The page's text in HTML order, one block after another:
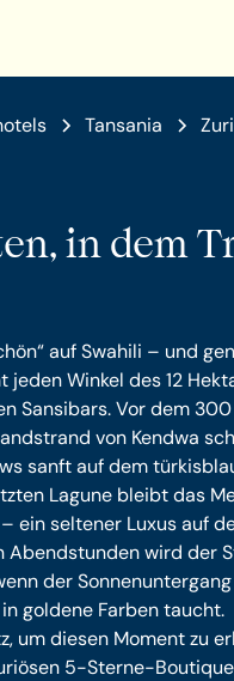
Tansania
in dem
auf Swahili – und
jeden Winkel des 12
Sansibars. Vor dem
von Kendwa
sanft auf dem
Lagune bleibt das
ein seltener Luxus auf
Abendstunden wird der
der
goldene Farben taucht.
um diesen Moment zu
5-Sterne-